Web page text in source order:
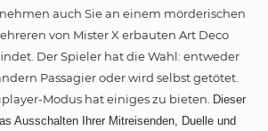
auch Sie an einem mörderischen
von Mister X erbauten Art Deco
Der Spieler hat die Wahl: entweder
Passagier oder wird selbst getötet.
Modus hat einiges zu bieten. Dieser
Ausschalten Ihrer Mitreisenden, Duelle und